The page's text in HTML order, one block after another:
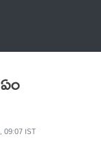
09:07 IST